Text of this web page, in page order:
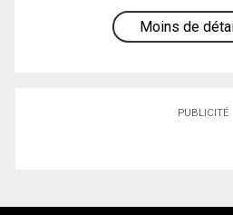
Moins de
PUBLICITÉ